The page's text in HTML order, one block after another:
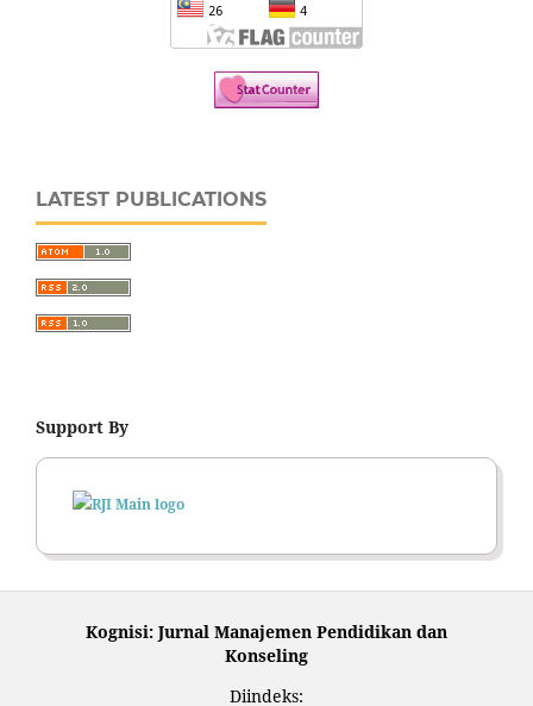
LATEST PUBLICATIONS
Support By
Kognisi: Jurnal Manajemen Pendidikan dan
Konseling
Diindeks: